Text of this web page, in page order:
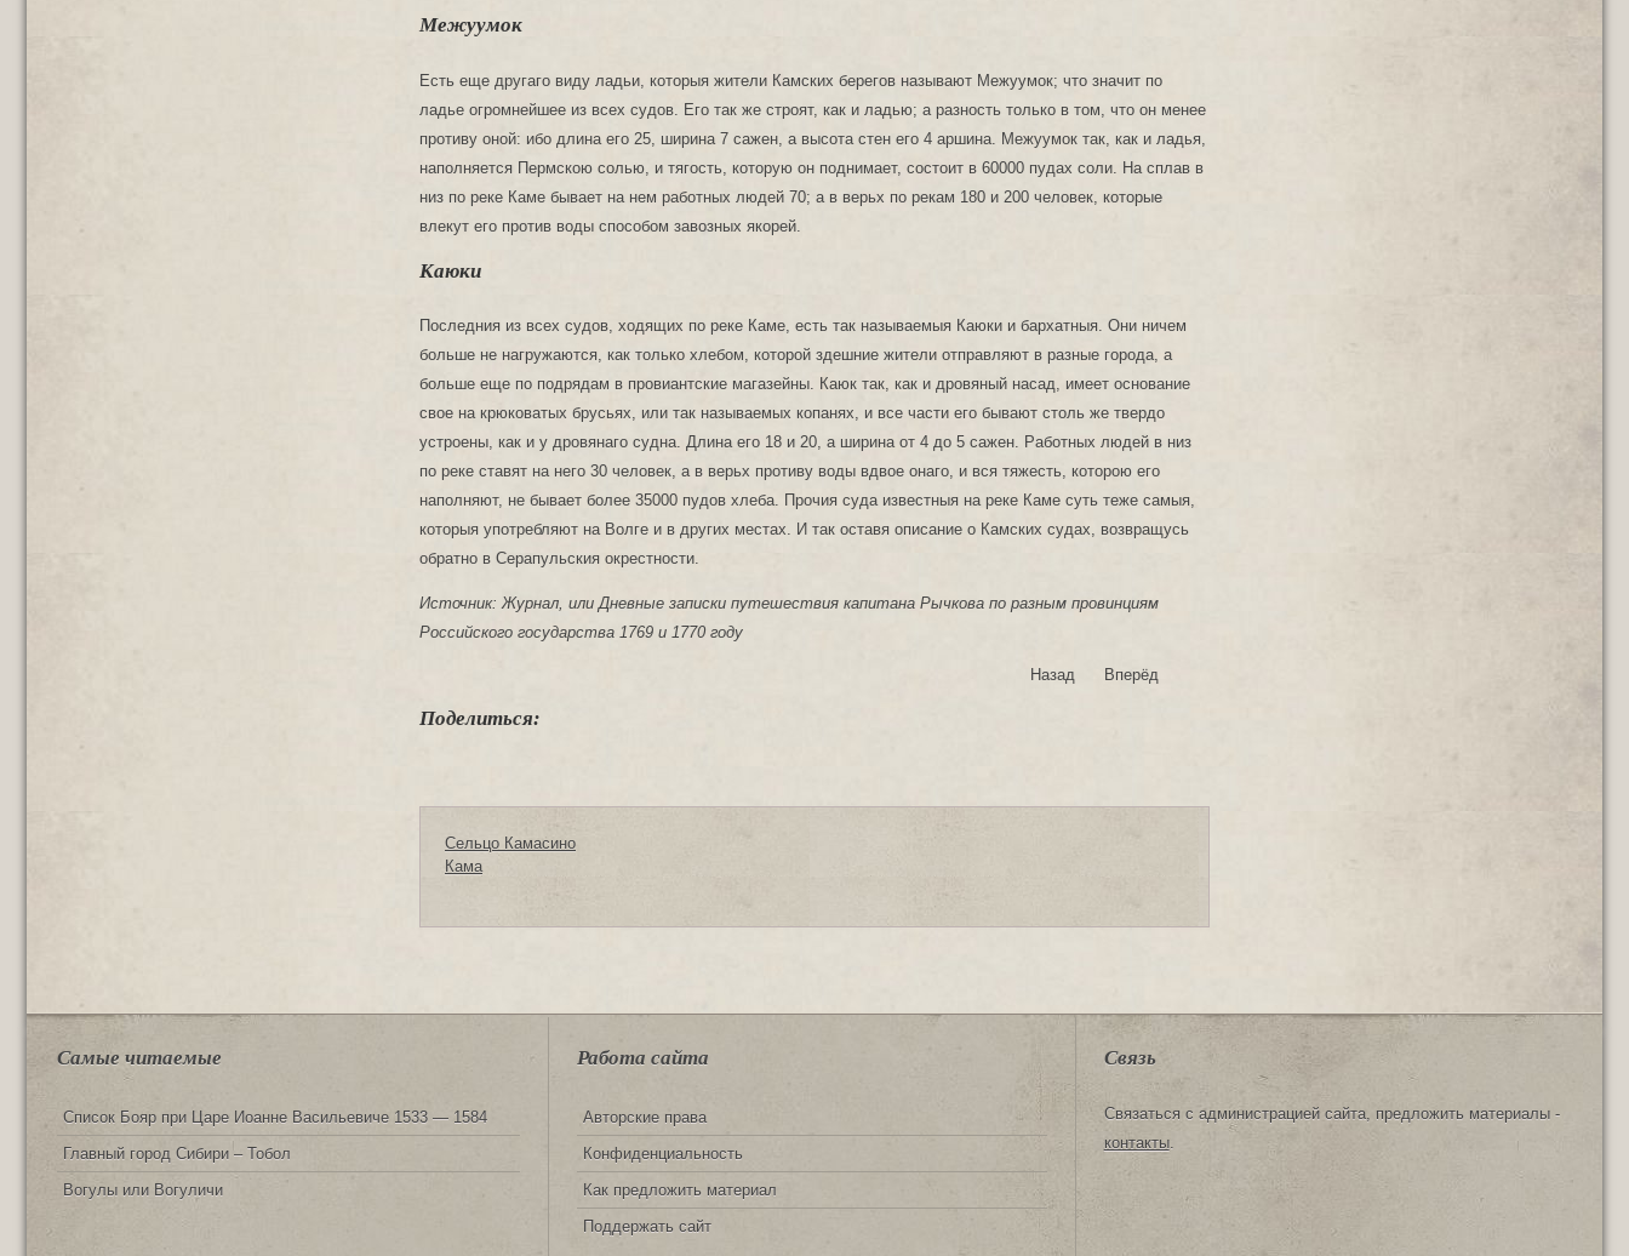
Межуумок
Есть еще другаго виду ладьи, которыя жители Камских берегов называют Межуумок; что значит по
ладье огромнейшее из всех судов. Его так же строят, как и ладью; а разность только в том, что он менее
противу оной: ибо длина его 25, ширина 7 сажен, а высота стен его 4 аршина. Межуумок так, как и ладья,
наполняется Пермскою солью, и тягость, которую он поднимает, состоит в 60000 пудах соли. На сплав в
низ по реке Каме бывает на нем работных людей 70; а в верьх по рекам 180 и 200 человек, которые
влекут его против воды способом завозных якорей.
Каюки
Последния из всех судов, ходящих по реке Каме, есть так называемыя Каюки и бархатныя. Они ничем
больше не нагружаются, как только хлебом, которой здешние жители отправляют в разные города, а
больше еще по подрядам в провиантские магазейны. Каюк так, как и дровяный насад, имеет основание
свое на крюковатых брусьях, или так называемых копанях, и все части его бывают столь же твердо
устроены, как и у дровянаго судна. Длина его 18 и 20, а ширина от 4 до 5 сажен. Работных людей в низ
по реке ставят на него 30 человек, а в верьх противу воды вдвое онаго, и вся тяжесть, которою его
наполняют, не бывает более 35000 пудов хлеба. Прочия суда известныя на реке Каме суть теже самыя,
которыя употребляют на Волге и в других местах. И так оставя описание о Камских судах, возвращусь
обратно в Серапульския окрестности.
Источник: Журнал, или Дневные записки путешествия капитана Рычкова по разным провинциям
Российского государства 1769 и 1770 году
Назад Вперёд
Поделиться:
Сельцо Камасино
Кама
Самые читаемые
Список Бояр при Царе Иоанне Васильевиче 1533 — 1584
Главный город Сибири – Тобол
Вогулы или Вогуличи
Работа сайта
Авторские права
Конфиденциальность
Как предложить материал
Поддержать сайт
Связь
Связаться с администрацией сайта, предложить материалы -
контакты.